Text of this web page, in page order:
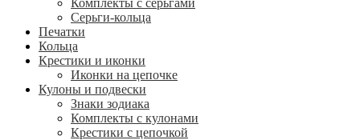
Комплекты с серьгами
Серьги-кольца
Печатки
Кольца
Крестики и иконки
Иконки на цепочке
Кулоны и подвески
Знаки зодиака
Комплекты с кулонами
Крестики с цепочкой